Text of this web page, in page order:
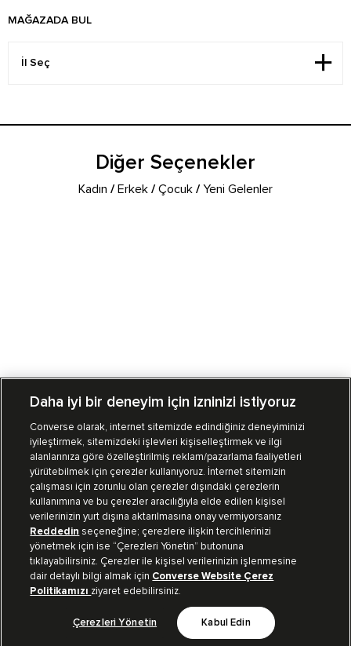
MAĞAZADA BUL
Diğer Seçenekler
Kadın /Erkek /Çocuk /Yeni Gelenler
Mağazalarımız Sipariş Takibi
Müşteri İlişkileri
Koleksiyon
Kurumsal
Bizi Takip Et
Daha iyi bir deneyim için izninizi istiyoruz
Converse olarak, internet sitemizde edindiğiniz deneyiminizi
iyileştirmek, sitemizdeki işlevleri kişiselleştirmek ve ilgi
alanlarınıza göre özelleştirilmiş reklam/pazarlama faaliyetleri
yürütebilmek için çerezler kullanıyoruz. İnternet sitemizin
çalışması için zorunlu olan çerezler dışındaki çerezlerin
kullanımına ve bu çerezler aracılığıyla elde edilen kişisel
verilerinizin yurt dışına aktarılmasına onay vermiyorsanız
Reddedin seçeneğine; çerezlere ilişkin tercihlerinizi
yönetmek için ise “Çerezleri Yönetin” butonuna
tıklayabilirsiniz. Çerezler ile kişisel verilerinizin işlenmesine
dair detaylı bilgi almak için Converse Website Çerez
Politikamızı ziyaret edebilirsiniz.
Çerezleri Yönetin Kabul Edin